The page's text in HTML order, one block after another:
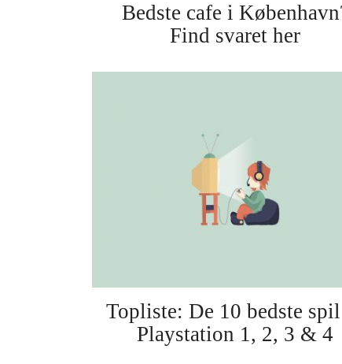
Bedste cafe i
Find svaret her
Topliste: De 10 bedste
Playstation 1, 2, 3 & 4